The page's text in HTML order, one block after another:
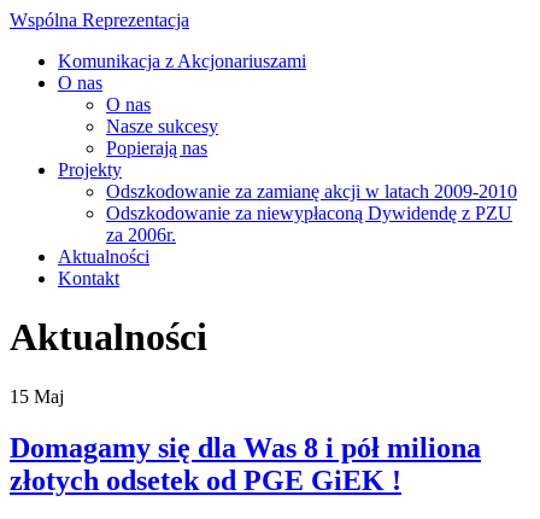
Wspólna Reprezentacja
Komunikacja z Akcjonariuszami
O nas
O nas
Nasze sukcesy
Popierają nas
Projekty
Odszkodowanie za zamianę akcji w latach 2009-2010
Odszkodowanie za niewypłaconą Dywidendę z PZU
za 2006r.
Aktualności
Kontakt
Aktualności
15 Maj
Domagamy się dla Was 8 i pół miliona
złotych odsetek od PGE GiEK !